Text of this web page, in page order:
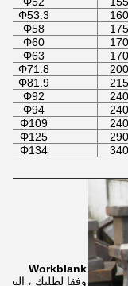
Φ53.3
Φ58
Φ60
Φ63
Φ71.8
Φ81.9
Φ92
Φ94
Φ109
Φ125
Φ134
Workblank